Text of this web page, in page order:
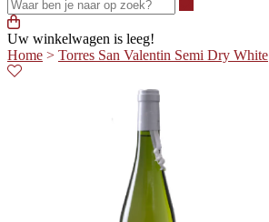
Uw winkelwagen is leeg!
Home > Torres San Valentin Semi Dry White